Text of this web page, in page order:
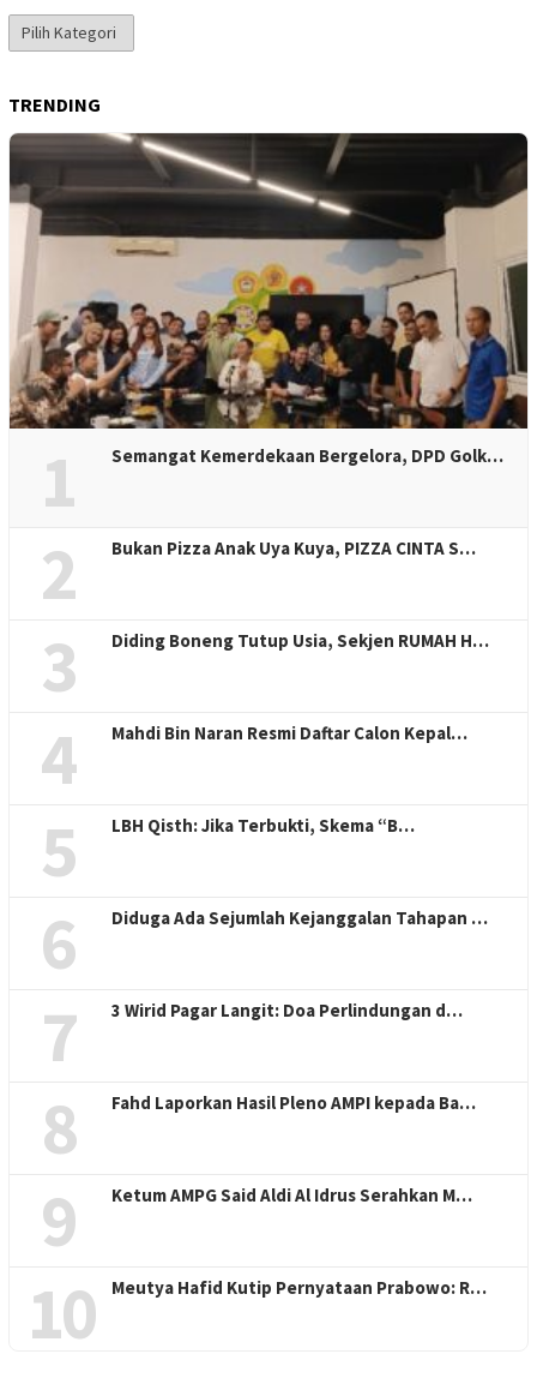
Kategori
Berita
TRENDING
1 Semangat Kemerdekaan Bergelora, DPD Golk…
2 Bukan Pizza Anak Uya Kuya, PIZZA CINTA S…
3 Diding Boneng Tutup Usia, Sekjen RUMAH H…
4 Mahdi Bin Naran Resmi Daftar Calon Kepal…
5 LBH Qisth: Jika Terbukti, Skema “B…
6 Diduga Ada Sejumlah Kejanggalan Tahapan …
7 3 Wirid Pagar Langit: Doa Perlindungan d…
8 Fahd Laporkan Hasil Pleno AMPI kepada Ba…
9 Ketum AMPG Said Aldi Al Idrus Serahkan M…
10 Meutya Hafid Kutip Pernyataan Prabowo: R…